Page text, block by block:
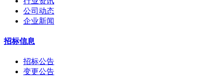
公司动态
企业新闻
招标信息
招标公告
变更公告